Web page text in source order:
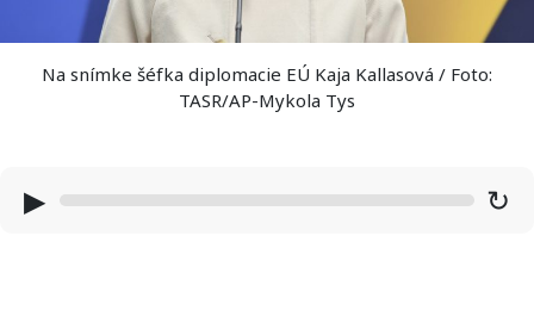
Na snímke šéfka diplomacie EÚ Kaja Kallasová / Foto:
TASR/AP-Mykola Tys
▶ ↻